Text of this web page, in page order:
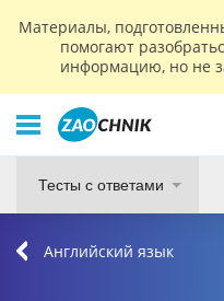
Материалы,
помогают
информацию, но не
Тесты с ответами
Английский язык